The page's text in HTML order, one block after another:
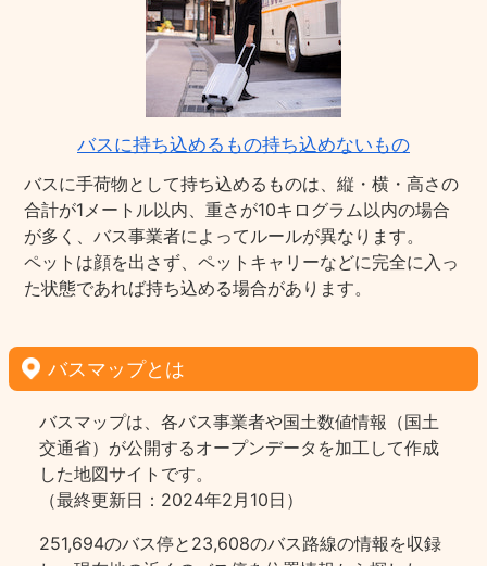
バスに持ち込めるもの持ち込めないもの
バスに手荷物として持ち込めるものは、縦・横・高さの
合計が1メートル以内、重さが10キログラム以内の場合
が多く、バス事業者によってルールが異なります。
ペットは顔を出さず、ペットキャリーなどに完全に入っ
た状態であれば持ち込める場合があります。
バスマップとは
バスマップは、各バス事業者や国土数値情報（国土
交通省）が公開するオープンデータを加工して作成
した地図サイトです。
（最終更新日：2024年2月10日）
251,694のバス停と23,608のバス路線の情報を収録